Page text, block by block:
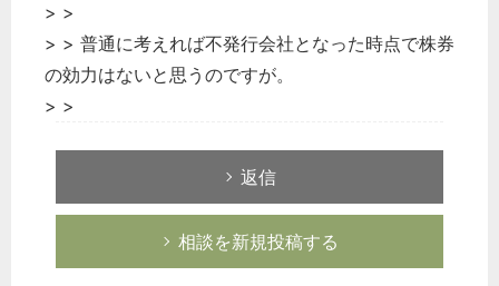
> >
> > 普通に考えれば不発行会社となった時点で株券
の効力はないと思うのですが。
> >
返信
相談を新規投稿する